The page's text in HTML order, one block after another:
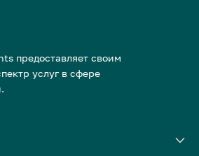
предоставляет своим
услуг в сфере